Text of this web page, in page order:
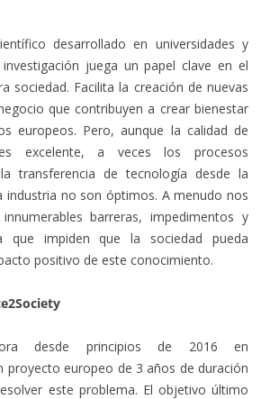
desarrollado en universidades y
juega un papel clave en el
sociedad. Facilita la creación de nuevas
que contribuyen a crear bienestar
europeos. Pero, aunque la calidad de
excelente, a veces los procesos
transferencia de tecnología desde la
industria no son óptimos. A menudo nos
barreras, impedimentos y
que impiden que la sociedad pueda
positivo de este conocimiento.
desde principios de 2016 en
proyecto europeo de 3 años de duración
este problema. El objetivo último